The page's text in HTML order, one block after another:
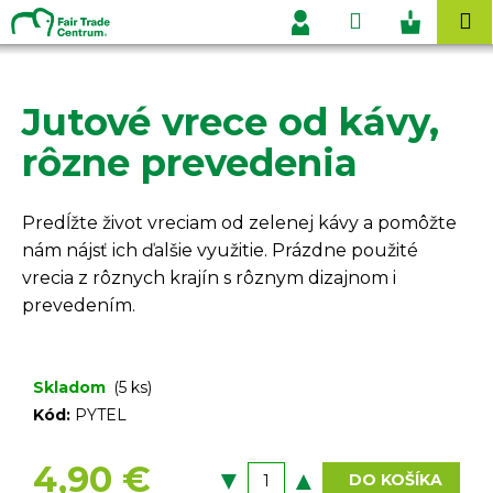
Prejsť
na
obsah
Hľadať
Prihlásenie
Jutové vrece od kávy,
rôzne prevedenia
Predĺžte život vreciam od zelenej kávy a pomôžte
nám nájsť ich ďalšie využitie. Prázdne použité
vrecia z rôznych krajín s rôznym dizajnom i
prevedením.
Skladom (5 ks)
Kód: PYTEL
4,90 € DO KOŠÍKA
K
o
Späť
Späť
Č
o
p
o
t
r
e
b
e
e